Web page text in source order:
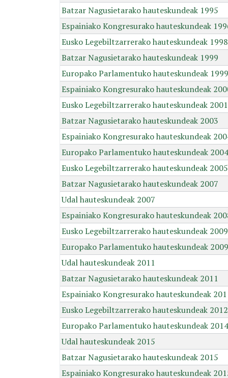
Batzar Nagusietarako hauteskundeak 1995
Espainiako Kongresurako hauteskundeak
Eusko Legebiltzarrerako hauteskundeak 1998
Batzar Nagusietarako hauteskundeak 1999
Europako Parlamentuko hauteskundeak 1999
Espainiako Kongresurako hauteskundeak
Eusko Legebiltzarrerako hauteskundeak 2001
Batzar Nagusietarako hauteskundeak 2003
Espainiako Kongresurako hauteskundeak
Europako Parlamentuko hauteskundeak 2004
Eusko Legebiltzarrerako hauteskundeak 2005
Batzar Nagusietarako hauteskundeak 2007
Udal hauteskundeak 2007
Espainiako Kongresurako hauteskundeak
Eusko Legebiltzarrerako hauteskundeak 2009
Europako Parlamentuko hauteskundeak 2009
Udal hauteskundeak 2011
Batzar Nagusietarako hauteskundeak 2011
Espainiako Kongresurako hauteskundeak
Eusko Legebiltzarrerako hauteskundeak 2012
Europako Parlamentuko hauteskundeak 2014
Udal hauteskundeak 2015
Batzar Nagusietarako hauteskundeak 2015
Espainiako Kongresurako hauteskundeak